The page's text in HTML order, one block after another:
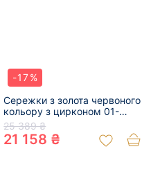
-17%
Сережки з золота червоного
кольору з цирконом 01-
200532192
25 389 ₴
21 158 ₴